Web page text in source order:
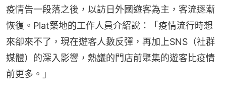
疫情告一段落之後，以訪日外國遊客為主，客流逐漸
恢復。Plat築地的工作人員介紹說：「疫情流行時想
來卻來不了，現在遊客人數反彈，再加上SNS（社群
媒體）的深入影響，熱議的門店前聚集的遊客比疫情
前更多。」